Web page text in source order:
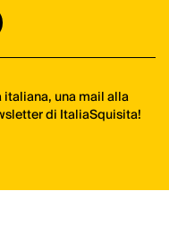
una mail alla
di ItaliaSquisita!